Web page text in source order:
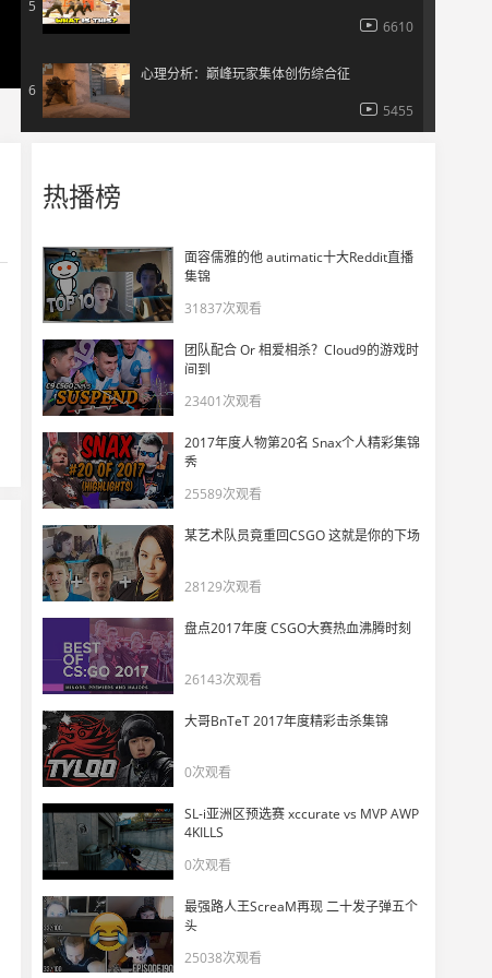
5
6610
6
心理分析：巅峰玩家集体创伤综合征
5455
IEM达拉斯抽象瞬间
游戏日常-正宗铁头功
4020
喜欢丑的
6636
CSGO海底捞
CS2史上最搞笑的镜头Top100！
CS混学家：混子的深度教学
玩机器难绷一大早导播突然一顿乱切！
热播榜
面容儒雅的他 autimatic十大Reddit直播
集锦
31837次观看
团队配合 Or 相爱相杀？Cloud9的游戏时
间到
23401次观看
2017年度人物第20名 Snax个人精彩集锦
秀
25589次观看
某艺术队员竟重回CSGO 这就是你的下场
28129次观看
盘点2017年度 CSGO大赛热血沸腾时刻
26143次观看
大哥BnTeT 2017年度精彩击杀集锦
0次观看
SL-i亚洲区预选赛 xccurate vs MVP AWP
4KILLS
0次观看
最强路人王ScreaM再现 二十发子弹五个
头
25038次观看